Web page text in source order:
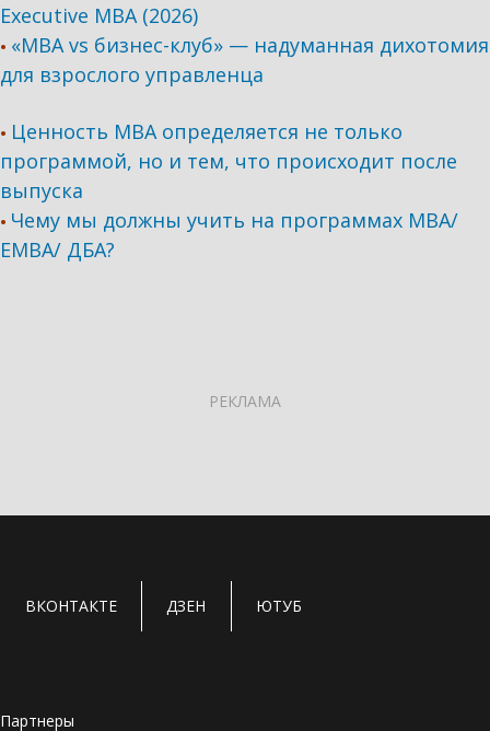
Executive MBA (2026)
• «MBA vs бизнес-клуб» — надуманная дихотомия
для взрослого управленца
• Ценность MBA определяется не только
программой, но и тем, что происходит после
выпуска
• Чему мы должны учить на программах МВА/
ЕМВА/ ДБА?
РЕКЛАМА
ВКОНТАКТЕ ДЗЕН ЮТУБ
Партнеры